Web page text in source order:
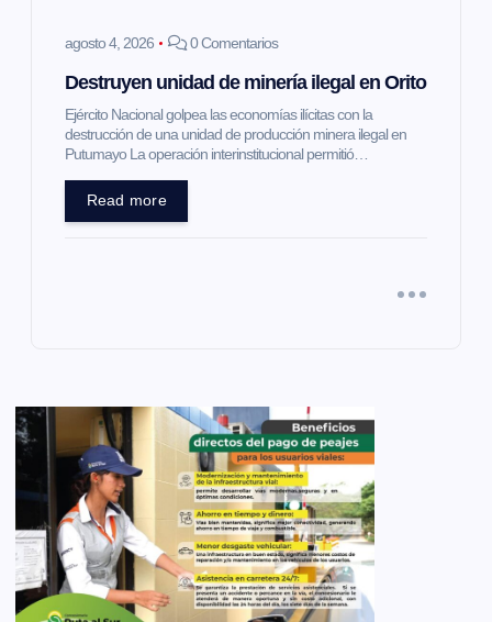
agosto 4, 2026 0 Comentarios
Destruyen unidad de minería ilegal en Orito
Ejército Nacional golpea las economías ilícitas con la
destrucción de una unidad de producción minera ilegal en
Putumayo La operación interinstitucional permitió…
Read more